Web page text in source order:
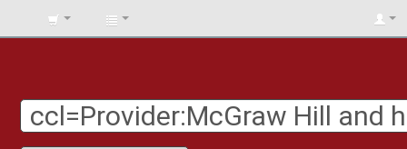
BIBLIOTECA